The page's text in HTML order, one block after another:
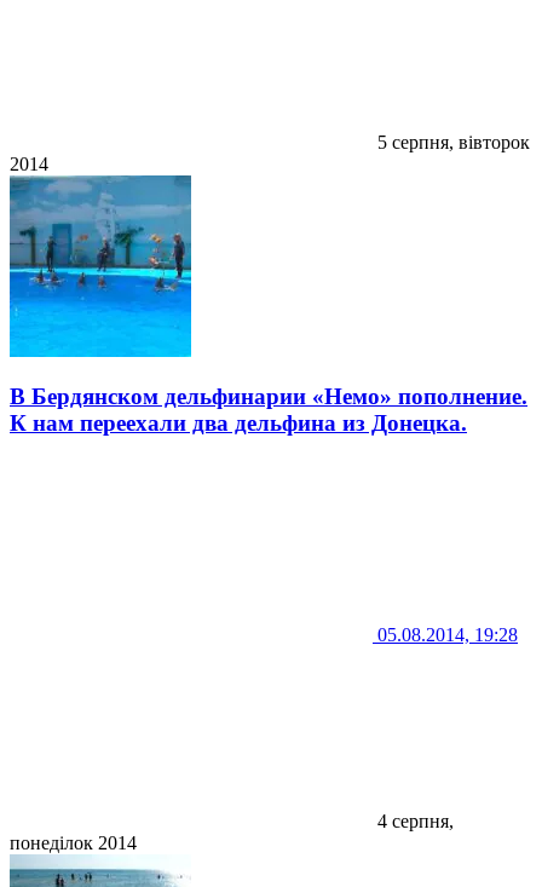
5 серпня, вівторок
2014
В Бердянском дельфинарии «Немо» пополнение.
К нам переехали два дельфина из Донецка.
05.08.2014, 19:28
4 серпня,
понеділок 2014